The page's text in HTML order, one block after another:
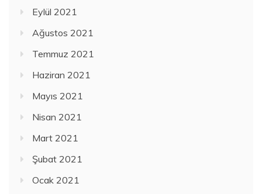
Eylül 2021
Ağustos 2021
Temmuz 2021
Haziran 2021
Mayıs 2021
Nisan 2021
Mart 2021
Şubat 2021
Ocak 2021